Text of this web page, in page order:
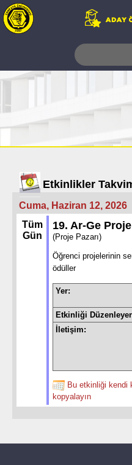
TELEFON
AÇILAN
UZAKTAN
EĞİTİM
KAMPÜSTE
YAŞAM
KÜTÜPHANE
Etkinlikler
Cuma, Haziran 12, 2026
Tüm
Gün
19. Ar-Ge Proje
(Proje Pazarı)
Öğrenci projelerinin
ödüller
Yer:
Etkinliği
İletişim:
Bu etkinliği kendi
kopyalayın